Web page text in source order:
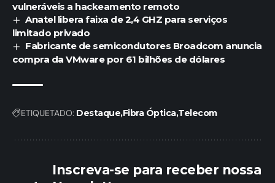
vulneráveis a hackeamento remoto
Anatel libera faixa de 2,4 GHZ para serviços
limitado privado
Fabricante de semicondutores Broadcom anuncia
compra da VMware por 61 bilhões de dólares
ETIQUETADO: DestaqueFibra ÓpticaTelecom
Inscreva-se para receber nossa